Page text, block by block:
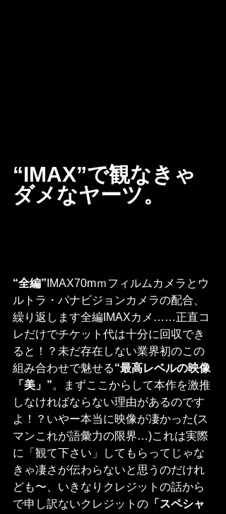
“IMAX”で観なきゃ
ダメなヤーツ。
“全編” IMAX70mｍフィルムカメラとウ
ルトラ・パナビジョンカメラの配合、
繰り返します全編IMAXカメ……正直コ
レだけでチケット代は十分に回収でき
ると！？未だ存在しない業界初のこの
組み合わせで魅せる“最高レベルの映像
「美」”。まずここからして本作を激推
しなければならない理由があるのです
よ！？いやー本当に映像が凄かった(ス
マンこれが語彙力の限界…)これは実際
に「観て下さい」してもらってじゃな
きゃ凄さが伝わらないと思うのだけれ
ども〜、いきなりクレジットの話から
で申し訳ないクレジットの 「スペシャ